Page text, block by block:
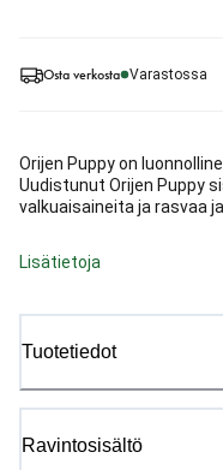
Osta verkosta Varastossa
Orijen Puppy on
Uudistunut Orijen Puppy
valkuaisaineita ja rasvaa
Lisätietoja
Tuotetiedot
Ravintosisältö